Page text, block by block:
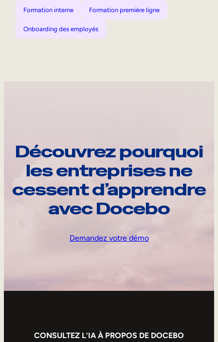
Formation interne Formation première ligne
Onboarding des employés
Découvrez pourquoi
les entreprises ne
cessent d’apprendre
avec Docebo
Demandez votre démo
CONSULTEZ L’IA À PROPOS DE DOCEBO